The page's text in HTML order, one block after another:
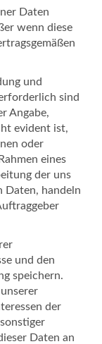
Daten
wenn diese
und
sind
Angabe,
evident ist,
oder
eines
der uns
Daten, handeln
und den
speichern.
der
Daten an